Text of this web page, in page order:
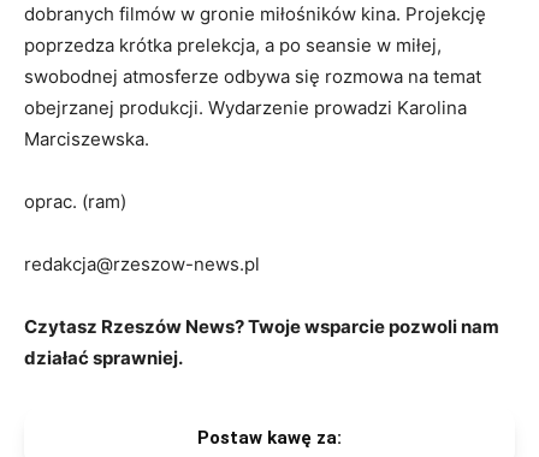
dobranych filmów w gronie miłośników kina. Projekcję
poprzedza krótka prelekcja, a po seansie w miłej,
swobodnej atmosferze odbywa się rozmowa na temat
obejrzanej produkcji. Wydarzenie prowadzi Karolina
Marciszewska.
oprac. (ram)
redakcja@rzeszow-news.pl
Czytasz Rzeszów News? Twoje wsparcie pozwoli nam
działać sprawniej.
Postaw kawę za: